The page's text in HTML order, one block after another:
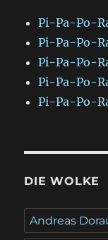
Pi-Pa-Po-
Pi-Pa-Po-
Pi-Pa-Po-
Pi-Pa-Po-
Pi-Pa-Po-
DIE WOLKE
Andreas